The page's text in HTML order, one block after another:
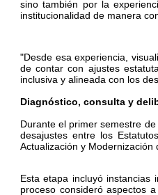
sino también por la
institucionalidad de manera
"Desde esa experiencia,
de contar con ajustes
inclusiva y alineada con los
Diagnóstico, consulta y
Durante el primer semestre
desajustes entre los
Actualización y
Esta etapa incluyó instancias
proceso consideró aspectos